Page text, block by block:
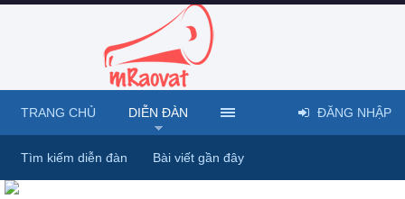
TRANG CHỦ DIỄN ĐÀN
Tìm kiếm diễn đàn Bài viết gần đây
ĐĂNG NHẬP